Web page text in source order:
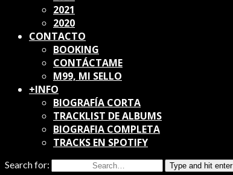
2021
2020
CONTACTO
BOOKING
CONTÁCTAME
M99, MI SELLO
+INFO
BIOGRAFÍA CORTA
TRACKLIST DE ALBUMS
BIOGRAFIA COMPLETA
TRACKS EN SPOTIFY
Search for: Type and hit enter